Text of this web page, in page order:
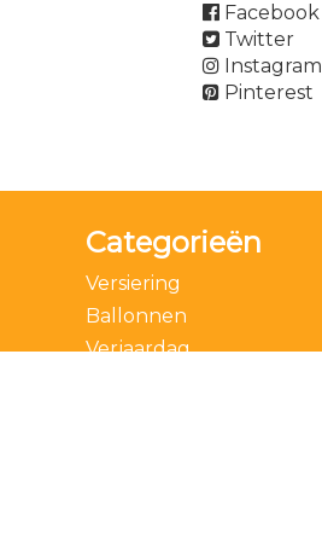
Facebook
Twitter
Instagram
Pinterest
Categorieën
Versiering
Ballonnen
Verjaardag